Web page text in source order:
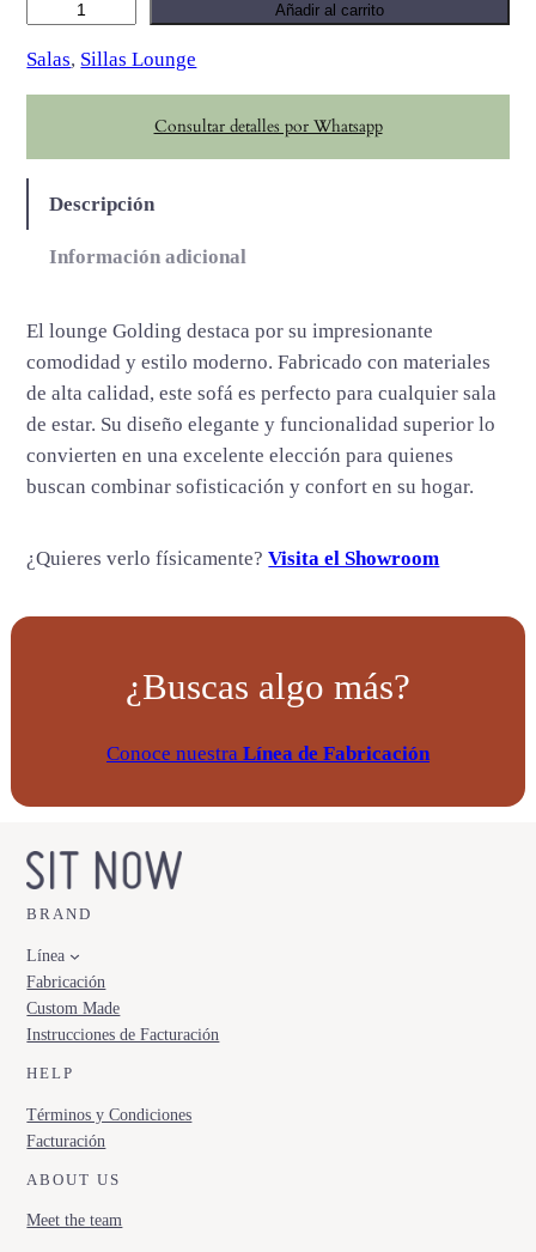
l
d
n
c
t
d
a
Añadir al carrito
Salas, Sillas Lounge
Consultar detalles por Whatsapp
Descripción
Información adicional
El lounge Golding destaca por su impresionante
comodidad y estilo moderno. Fabricado con materiales
de alta calidad, este sofá es perfecto para cualquier sala
de estar. Su diseño elegante y funcionalidad superior lo
convierten en una excelente elección para quienes
buscan combinar sofisticación y confort en su hogar.
¿Quieres verlo físicamente?Visita el Showroom
¿Buscas algo más?
Conoce nuestra Línea de Fabricación
BRAND
Línea
Fabricación
Custom Made
Instrucciones de Facturación
HELP
Términos y Condiciones
Facturación
ABOUT US
Meet the team